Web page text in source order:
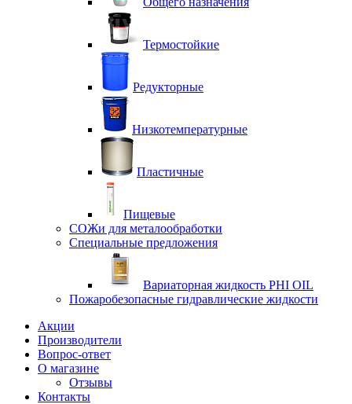
Термостойкие
Редукторные
Низкотемпературные
Пластичные
Пищевые
СОЖи для металообработки
Специальные предложения
Вариаторная жидкость PHI OIL
Пожаробезопасные гидравлические жидкости
Акции
Производители
Вопрос-ответ
О магазине
Отзывы
Контакты